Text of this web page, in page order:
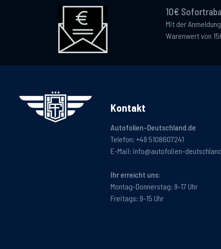
10€
Mit der
Warenwert von
Kontakt
Autofolien-Deutschland.de
Telefon: +49 5108607241
E-Mail: info@autofolien-
Ihr erreicht uns:
Montag-Donnerstag: 9-17 Uhr
Freitags: 9-15 Uhr